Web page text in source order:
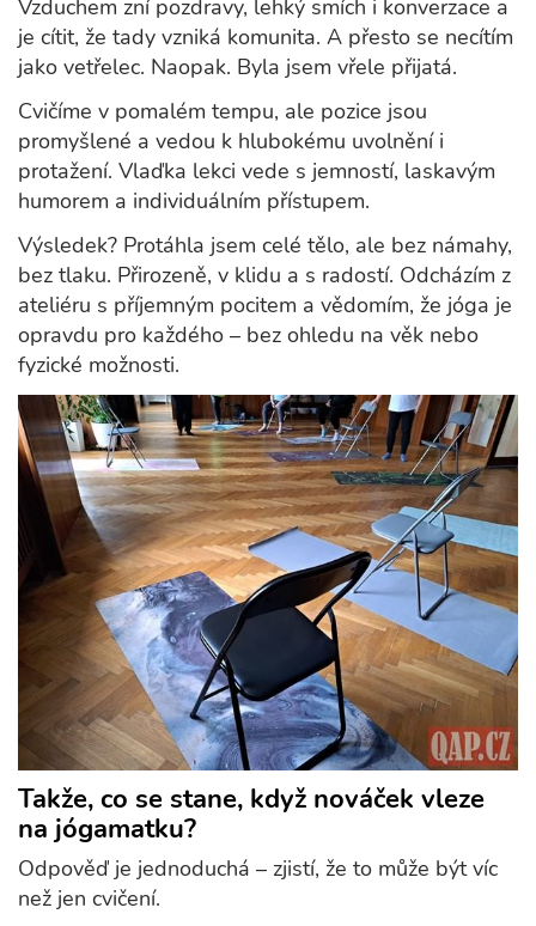
Vzduchem zní pozdravy, lehký smích i konverzace a
je cítit, že tady vzniká komunita. A přesto se necítím
jako vetřelec. Naopak. Byla jsem vřele přijatá.
Cvičíme v pomalém tempu, ale pozice jsou
promyšlené a vedou k hlubokému uvolnění i
protažení. Vlaďka lekci vede s jemností, laskavým
humorem a individuálním přístupem.
Výsledek? Protáhla jsem celé tělo, ale bez námahy,
bez tlaku. Přirozeně, v klidu a s radostí. Odcházím z
ateliéru s příjemným pocitem a vědomím, že jóga je
opravdu pro každého – bez ohledu na věk nebo
fyzické možnosti.
Takže, co se stane, když nováček vleze
na jógamatku?
Odpověď je jednoduchá – zjistí, že to může být víc
než jen cvičení.